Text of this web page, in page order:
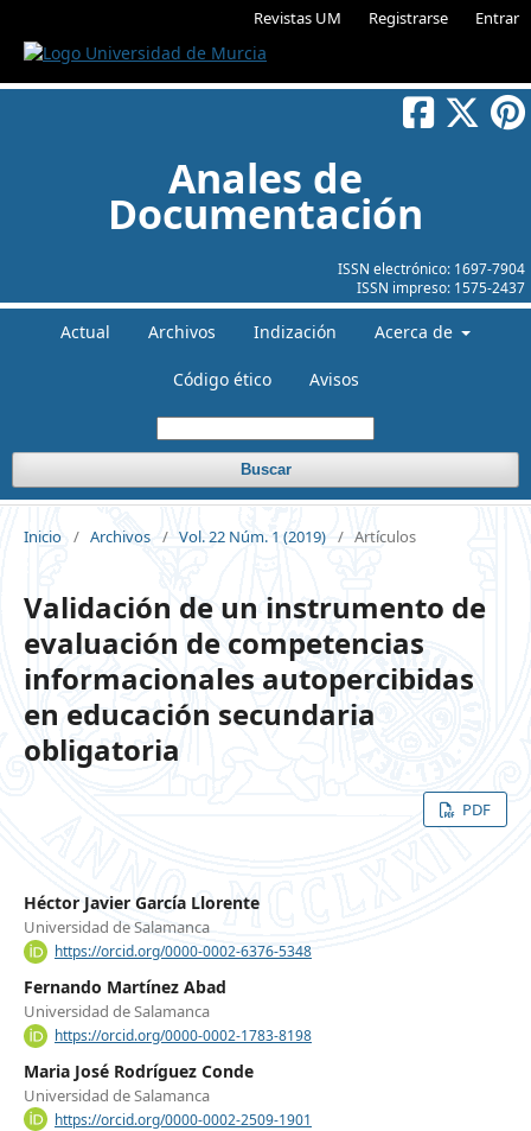
Revistas UM Registrarse Entrar
ISSN electrónico: 1697-7904
ISSN impreso: 1575-2437
Anales de
Documentación
Actual Archivos Indización Acerca de
Código ético Avisos
Buscar
Inicio / Archivos / Vol. 22 Núm. 1 (2019) / Artículos
Validación de un instrumento de
evaluación de competencias
informacionales autopercibidas
en educación secundaria
obligatoria
PDF
Héctor Javier García Llorente
Universidad de Salamanca
https://orcid.org/0000-0002-6376-5348
Fernando Martínez Abad
Universidad de Salamanca
https://orcid.org/0000-0002-1783-8198
Maria José Rodríguez Conde
Universidad de Salamanca
https://orcid.org/0000-0002-2509-1901